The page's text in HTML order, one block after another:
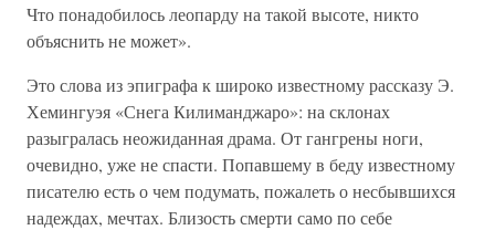
Что понадобилось леопарду на такой высоте, никто
объяснить не может».
Это слова из эпиграфа к широко известному рассказу Э.
Хемингуэя «Снега Килиманджаро»: на склонах
разыгралась неожиданная драма. От гангрены ноги,
очевидно, уже не спасти. Попавшему в беду известному
писателю есть о чем подумать, пожалеть о несбывшихся
надеждах, мечтах. Близость смерти само по себе